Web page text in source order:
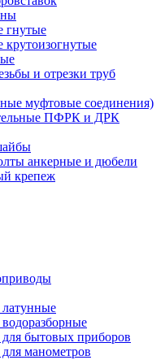
гнутые
и отрезки труб
муфтовые соединения)
ПФРК и ДРК
анкерные и дюбели
крепеж
бытовых приборов
манометров